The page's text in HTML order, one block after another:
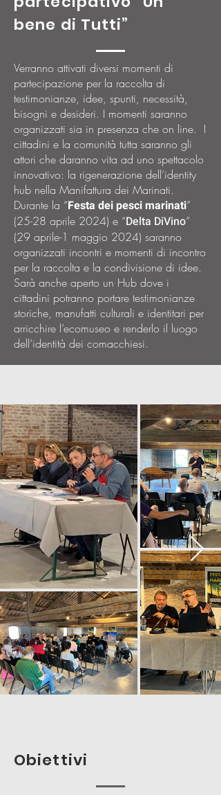
bene di Tutti”
Verranno attivati diversi momenti di
partecipazione per la raccolta di
testimonianze, idee, spunti, necessità,
bisogni e desideri. I momenti saranno
organizzati sia in presenza che on line. I
cittadini e la comunità tutta saranno gli
attori che daranno vita ad uno spettacolo
innovativo: la rigenerazione dell’identity
hub nella Manifattura dei Marinati.
Durante la “Festa dei pesci marinati”
(25-28 aprile 2024) e “Delta DiVino”
(29 aprile-1 maggio 2024) saranno
organizzati incontri e momenti di incontro
per la raccolta e la condivisione di idee.
Sarà anche aperto un Hub dove i
cittadini potranno portare testimonianze
storiche, manufatti culturali e identitari per
arricchire l’ecomuseo e renderlo il luogo
dell’identità dei comacchiesi.
Obiettivi